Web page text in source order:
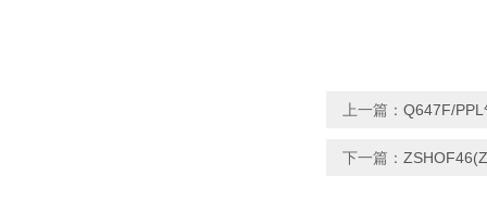
上一篇： Q647F/
下一篇：